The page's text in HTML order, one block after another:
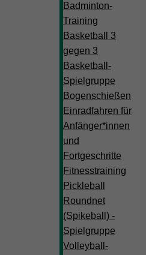
Badminton-
Training
Basketball 3
gegen 3
Basketball-
Spielgruppe
Bogenschießen
Einradfahren für
Anfänger*innen
und
Fortgeschritte
Fitnesstraining
Pickleball
Roundnet
(Spikeball) -
Spielgruppe
Volleyball-